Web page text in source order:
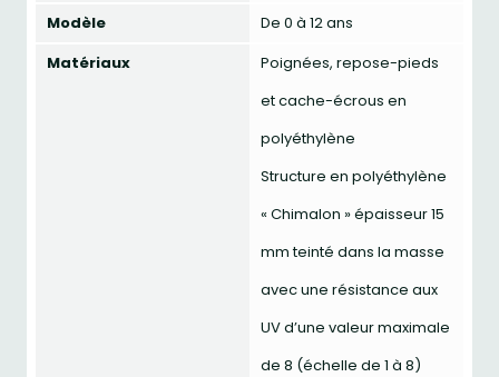
Modèle
De 0 à 12 ans
Matériaux
Poignées, repose-pieds
et cache-écrous en
polyéthylène
Structure en polyéthylène
« Chimalon » épaisseur 15
mm teinté dans la masse
avec une résistance aux
UV d’une valeur maximale
de 8 (échelle de 1 à 8)